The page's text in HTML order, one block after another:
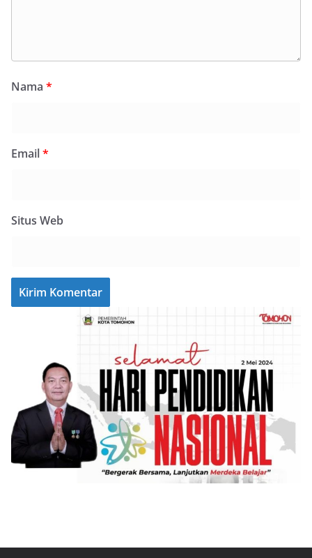
Nama *
Email*
Situs Web